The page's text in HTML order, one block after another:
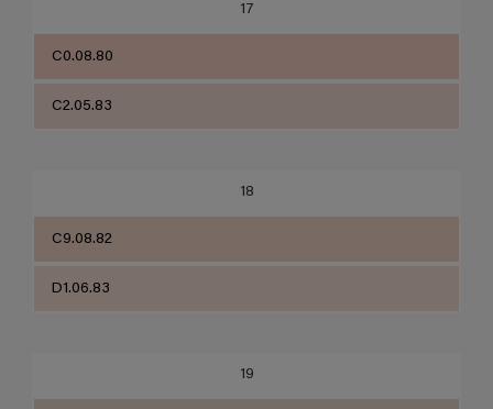
17
C0.08.80
C2.05.83
18
C9.08.82
D1.06.83
19